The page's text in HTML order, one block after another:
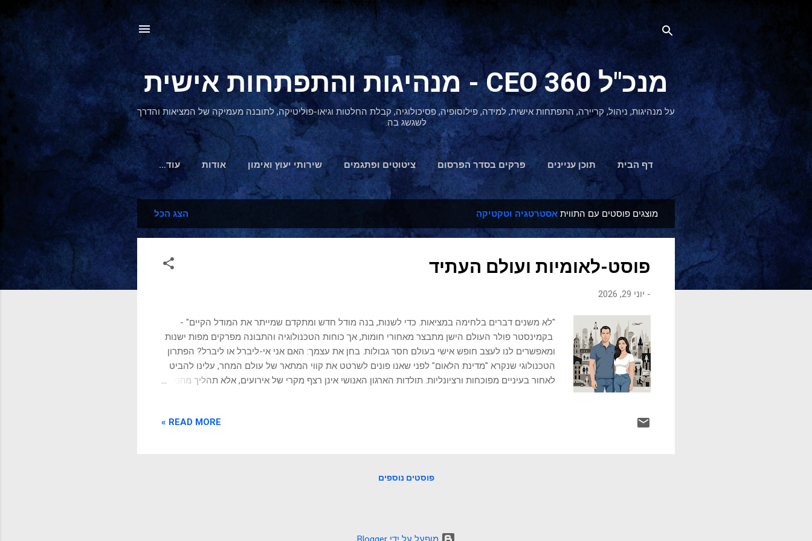
דילוג לתוכן הראשי
מנכ"ל 360 CEO - מנהיגות והתפתחות אישית
על מנהיגות, ניהול, קריירה, התפתחות אישית, למידה, פילוסופיה, פסיכולוגיה, קבלת החלטות וגיאו-פוליטיקה, לתובנה מעמיקה של המציאות והדרך
לשגשג בה.
דף הבית תוכן עניינים פרקים בסדר הפרסום ציטוטים ופתגמים שירותי יעוץ ואימון אודות ‏עוד…
הצהרת נגישות
ש
מוצגים פוסטים עם התווית אסטרטגיה וטקטיקה הצג הכל
פוסט-לאומיות ועולם העתיד
- יוני 29, 2026
"לא משנים דברים בלחימה במציאות. כדי לשנות, בנה מודל חדש ומתקדם שמייתר את המודל הקיים" -
בקמינסטר פולר העולם הישן מתבצר מאחורי חומות, אך כוחות הטכנולוגיה והתבונה מפרקים מפות ישנות
ומאפשרים לנו לעצב חופש אישי בעולם חסר גבולות. בחן את עצמך: האם אני אי-ליברל או ליברל? הפתרון
הטכנולוגי שנקרא "מדינת הלאום" לפני שאנו פונים לשרטט את קווי המתאר של עולם המחר, עלינו להביט
לאחור בעיניים מפוכחות ורציונליות. תולדות הארגון האנושי אינן רצף מקרי של אירועים, אלא תהליך מתמיד
המודל הזה מתחיל להיסדק כעת, עלינו להבין תחילה אילו בעיות קיומיות הוא פתר, ואיזה שגשוג חסר
READ MORE »
פוסטים נוספים